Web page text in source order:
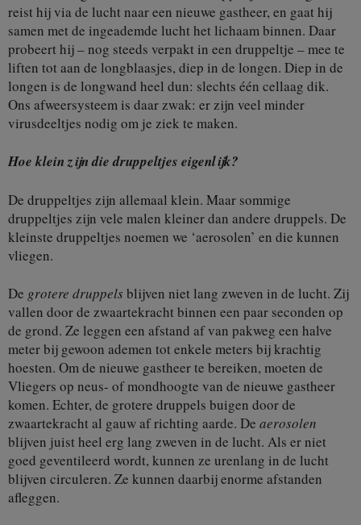
reist hij via de lucht naar een nieuwe gastheer, en gaat hij
samen met de ingeademde lucht het lichaam binnen. Daar
probeert hij – nog steeds verpakt in een druppeltje – mee te
liften tot aan de longblaasjes, diep in de longen. Diep in de
longen is de longwand heel dun: slechts één cellaag dik.
Ons afweersysteem is daar zwak: er zijn veel minder
virusdeeltjes nodig om je ziek te maken.
Hoe klein zijn die druppeltjes eigenlijk?
De druppeltjes zijn allemaal klein. Maar sommige
druppeltjes zijn vele malen kleiner dan andere druppels. De
kleinste druppeltjes noemen we ‘aerosolen’ en die kunnen
vliegen.
De grotere druppels blijven niet lang zweven in de lucht. Zij
vallen door de zwaartekracht binnen een paar seconden op
de grond. Ze leggen een afstand af van pakweg een halve
meter bij gewoon ademen tot enkele meters bij krachtig
hoesten. Om de nieuwe gastheer te bereiken, moeten de
Vliegers op neus- of mondhoogte van de nieuwe gastheer
komen. Echter, de grotere druppels buigen door de
zwaartekracht al gauw af richting aarde. De aerosolen
blijven juist heel erg lang zweven in de lucht. Als er niet
goed geventileerd wordt, kunnen ze urenlang in de lucht
blijven circuleren. Ze kunnen daarbij enorme afstanden
afleggen.